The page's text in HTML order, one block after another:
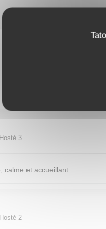
3
calme et accueillant.
2